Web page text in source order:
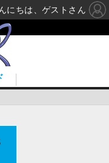
にちは、ゲストさん